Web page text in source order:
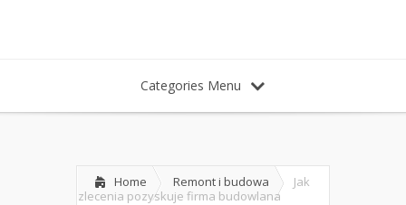
Categories Menu
Home Remont i budowa
Jak
zlecenia pozyskuje firma budowlana